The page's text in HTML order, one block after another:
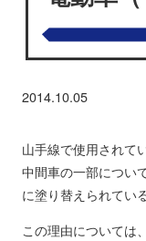
2014.10.05
山手線で使用されて
中間車の一部につい
に塗り替えられてい
この理由については、